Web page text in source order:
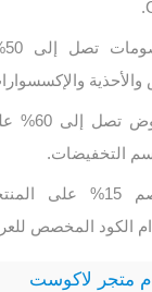
والأحذية
عروض
التخفيضات.
خصم 15% على
الكود المخصص
متجر لاكوست